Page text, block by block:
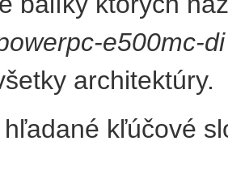
e500mc-di
architektúry.
kľúčové